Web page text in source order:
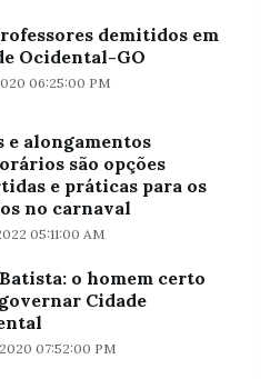
demitidos em
Ocidental-GO
06:25:00 PM
e alongamentos
são opções
e práticas para os
no carnaval
05:11:00 AM
o homem certo
Cidade
07:52:00 PM